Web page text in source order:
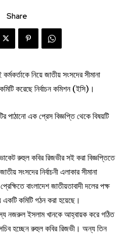
Share
নিয়ে জাতীয় সংসদের সীমানা
কমিটি করেছে নির্বাচন কমিশন (ইসি)।
পাঠানো এক প্রেস বিজ্ঞপ্তি থেকে বিষয়টি
রুহুল কবির রিজভীর সই করা বিজ্ঞপ্তিতে
সংসদের নির্বাচনী এলাকার সীমানা
বাংলাদেশ জাতীয়তাবাদী দলের পক্ষ
কমিটি গঠন করা হয়েছে।
নজরুল ইসলাম খানকে আহ্বায়ক করে গঠিত
হচ্ছেন রুহুল কবির রিজভী। অন্য তিন